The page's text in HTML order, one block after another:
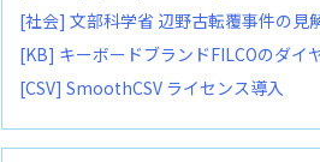
[社会] 文部科学省 辺野古転覆事件の見
[KB] キーボードブランドFILCOのダイ
[CSV] SmoothCSV ライセンス導入